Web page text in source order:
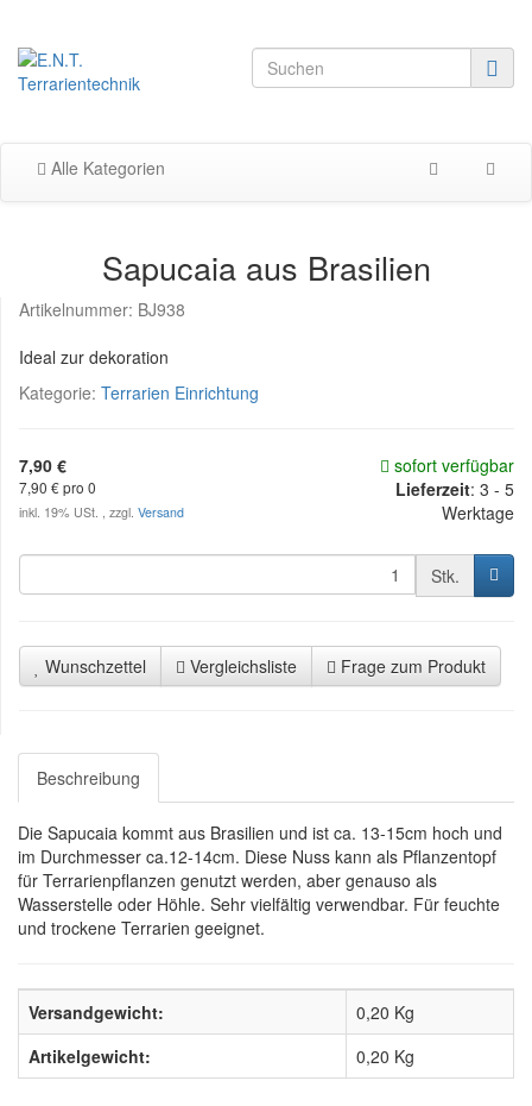
Alle Kategorien
Sapucaia aus Brasilien
Artikelnummer: BJ938
Ideal zur dekoration
Kategorie: Terrarien Einrichtung
7,90 €
7,90 € pro 0
inkl. 19% USt. , zzgl. Versand
sofort verfügbar
Lieferzeit: 3 - 5
Werktage
Stk.
Wunschzettel Vergleichsliste Frage zum Produkt
Beschreibung
Die Sapucaia kommt aus Brasilien und ist ca. 13-15cm hoch und
im Durchmesser ca.12-14cm. Diese Nuss kann als Pflanzentopf
für Terrarienpflanzen genutzt werden, aber genauso als
Wasserstelle oder Höhle. Sehr vielfältig verwendbar. Für feuchte
und trockene Terrarien geeignet.
Versandgewicht:
0,20 Kg
Artikelgewicht:
0,20 Kg